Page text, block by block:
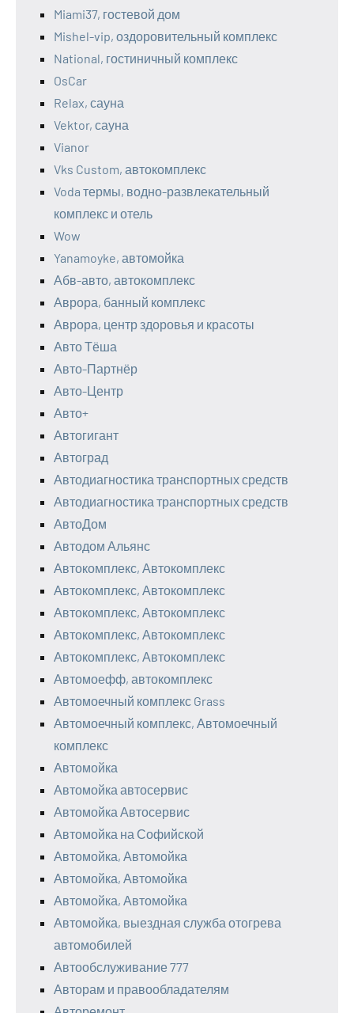
Miami37, гостевой дом
Mishel-vip, оздоровительный комплекс
National, гостиничный комплекс
OsCar
Relax, сауна
Vektor, сауна
Vianor
Vks Custom, автокомплекс
Voda термы, водно-развлекательный
комплекс и отель
Wow
Yanamoyke, автомойка
Абв-авто, автокомплекс
Аврора, банный комплекс
Аврора, центр здоровья и красоты
Авто Тёша
Авто-Партнёр
Авто-Центр
Авто+
Автогигант
Автоград
Автодиагностика транспортных средств
Автодиагностика транспортных средств
АвтоДом
Автодом Альянс
Автокомплекс, Автокомплекс
Автокомплекс, Автокомплекс
Автокомплекс, Автокомплекс
Автокомплекс, Автокомплекс
Автокомплекс, Автокомплекс
Автомоефф, автокомплекс
Автомоечный комплекс Grass
Автомоечный комплекс, Автомоечный
комплекс
Автомойка
Автомойка автосервис
Автомойка Автосервис
Автомойка на Софийской
Автомойка, Автомойка
Автомойка, Автомойка
Автомойка, Автомойка
Автомойка, выездная служба отогрева
автомобилей
Автообслуживание 777
Авторам и правообладателям